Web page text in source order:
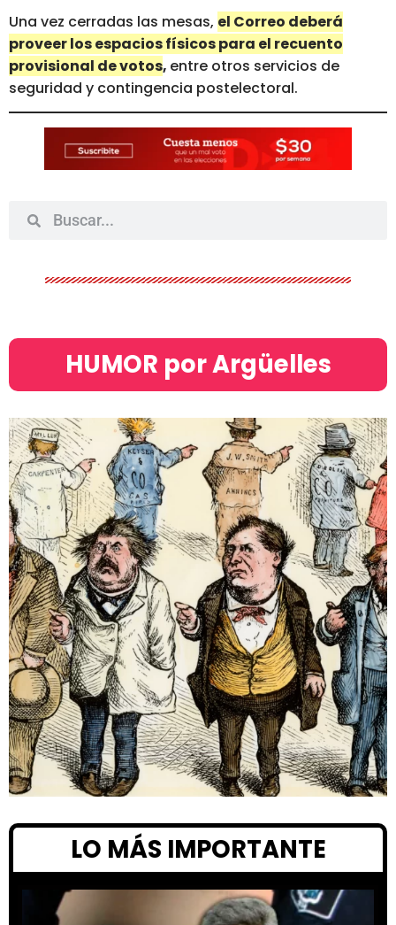
Una vez cerradas las mesas, el Correo deberá
proveer los espacios físicos para el recuento
provisional de votos, entre otros servicios de
seguridad y contingencia postelectoral.
HUMOR por Argüelles​
LO MÁS IMPORTANTE